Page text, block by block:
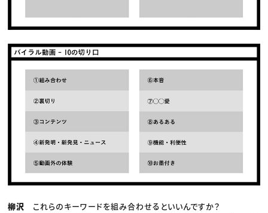
柳沢 これらのキーワードを組み合わせるといいんですか？